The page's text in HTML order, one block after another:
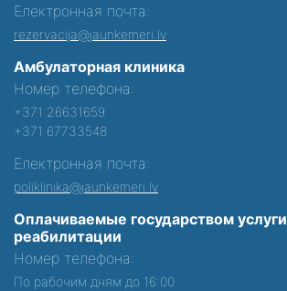
Електронная почта:
rezervacija@jaunkemeri.lv
Амбулаторная клиника
Номер телефона:
+371 26631659
+371 67733548
Електронная почта:
poliklinika@jaunkemeri.lv
Оплачиваемые государством услуги
реабилитации
Номер телефона:
По рабочим дням до 16:00